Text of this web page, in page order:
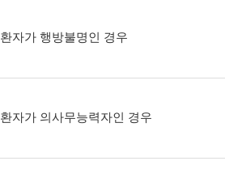
환자가 행방불명인 경우
환자가 의사무능력자인 경우